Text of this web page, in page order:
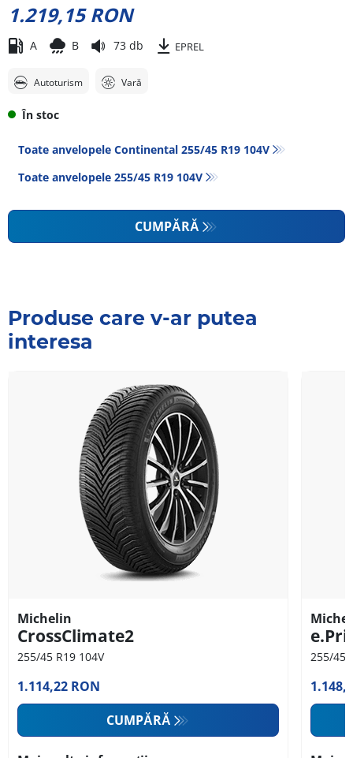
1.219,15 RON
A B 73 db EPREL
Autoturism Vară
În stoc
Toate anvelopele Continental 255/45 R19 104V
Toate anvelopele‎ 255/45 R19 104V
CUMPĂRĂ
Produse care v-ar putea
interesa
Michelin
CrossClimate2
255/45 R19 104V
1.114,22 RON
CUMPĂRĂ
255/45